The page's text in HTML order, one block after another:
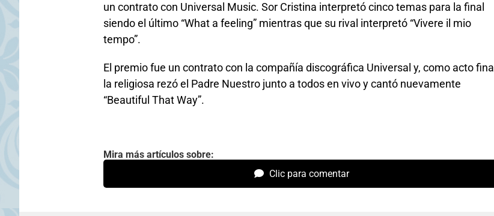
un contrato con Universal Music. Sor Cristina interpretó cinco temas para la final
siendo el último “What a feeling” mientras que su rival interpretó “Vivere il mio
tempo”.
El premio fue un contrato con la compañía discográfica Universal y, como acto final
la religiosa rezó el Padre Nuestro junto a todos en vivo y cantó nuevamente
“Beautiful That Way”.
Mira más artículos sobre:
Clic para comentar